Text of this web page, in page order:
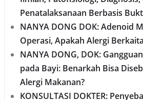
Penatalaksanaan Berbasis
NANYA DONG DOK: Adenoid
Operasi, Apakah Alergi
NANYA DONG, DOK:
pada Bayi: Benarkah Bisa
Alergi Makanan?
KONSULTASI DOKTER: